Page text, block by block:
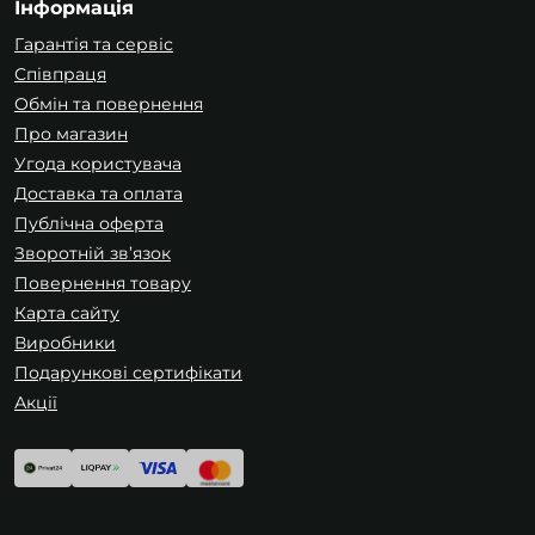
Інформація
Гарантія та сервіс
Співпраця
Обмін та повернення
Про магазин
Угода користувача
Доставка та оплата
Публічна оферта
Зворотній зв’язок
Повернення товару
Карта сайту
Виробники
Подарункові сертифікати
Акції